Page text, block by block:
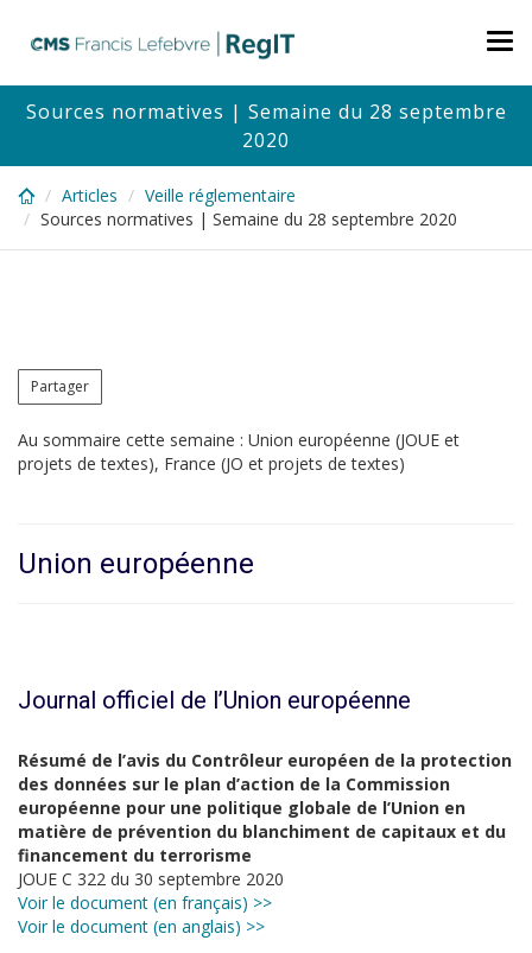
content
Sources normatives | Semaine du 28 septembre
2020
Articles
Veille réglementaire
Sources normatives | Semaine du 28 septembre 2020
Partager
Au sommaire cette semaine : Union européenne (JOUE et
projets de textes), France (JO et projets de textes)
Union européenne
Journal officiel de l’Union européenne
Résumé de l’avis du Contrôleur européen de la protection
des données sur le plan d’action de la Commission
européenne pour une politique globale de l’Union en
matière de prévention du blanchiment de capitaux et du
financement du terrorisme
JOUE C 322 du 30 septembre 2020
Voir le document (en français) >>
Voir le document (en anglais) >>